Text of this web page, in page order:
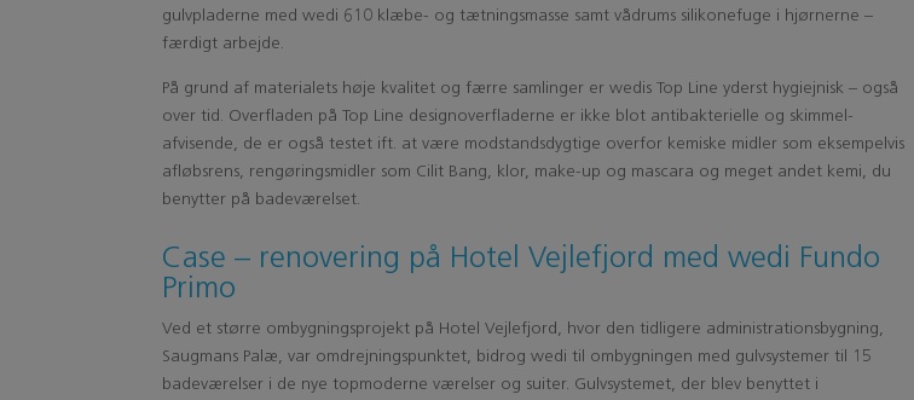
gulvpladerne med wedi 610 klæbe- og tætningsmasse samt vådrums silikonefuge i hjørnerne –
færdigt arbejde.
På grund af materialets høje kvalitet og færre samlinger er wedis Top Line yderst hygiejnisk – også
over tid. Overfladen på Top Line designoverfladerne er ikke blot antibakterielle og skimmel-
afvisende, de er også testet ift. at være modstandsdygtige overfor kemiske midler som eksempelvis
afløbsrens, rengøringsmidler som Cilit Bang, klor, make-up og mascara og meget andet kemi, du
benytter på badeværelset.
Case – renovering på Hotel Vejlefjord med wedi Fundo
Primo
Ved et større ombygningsprojekt på Hotel Vejlefjord, hvor den tidligere administrationsbygning,
Saugmans Palæ, var omdrejningspunktet, bidrog wedi til ombygningen med gulvsystemer til 15
badeværelser i de nye topmoderne værelser og suiter. Gulvsystemet, der blev benyttet i